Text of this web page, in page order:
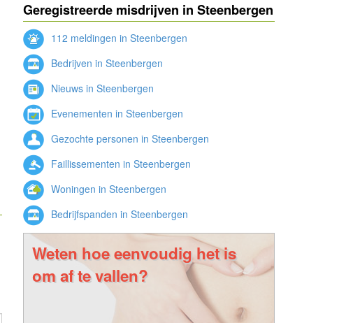
Geregistreerde misdrijven in Steenbergen
112 meldingen in Steenbergen
Bedrijven in Steenbergen
Nieuws in Steenbergen
Evenementen in Steenbergen
Gezochte personen in Steenbergen
Faillissementen in Steenbergen
Woningen in Steenbergen
Bedrijfspanden in Steenbergen
Weten hoe eenvoudig het is
om af te vallen?